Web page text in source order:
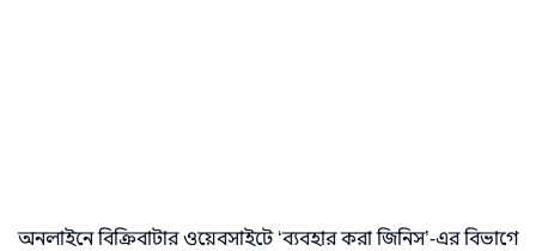
অনলাইনে বিক্রিবাটার ওয়েবসাইটে ‘ব্যবহার করা জিনিস’-এর বিভাগে